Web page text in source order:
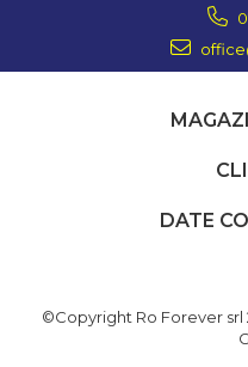
DATE
©Copyright Ro Forever srl